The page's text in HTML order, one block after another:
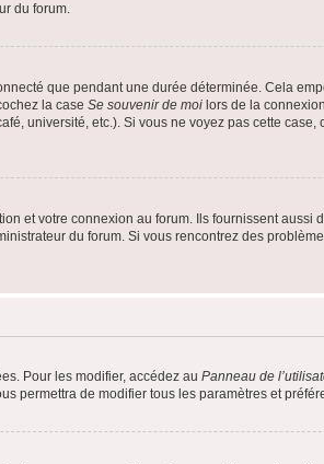
du forum.
que pendant une durée déterminée. Cela
la case Se souvenir de moi lors de la
université, etc.). Si vous ne voyez pas cette case,
et votre connexion au forum. Ils fournissent aussi
du forum. Si vous rencontrez des
Pour les modifier, accédez au Panneau de
permettra de modifier tous les paramètres et